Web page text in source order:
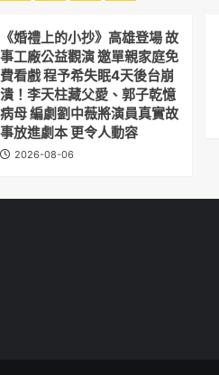
《婚禮上的小抄》高雄登場 故
事工廠公益觀演 邀單親家庭免
費看戲 程予希失眠4天後台崩
潰！李天柱藏父愛、郭子乾憶
病母 編劇劉中薇將演員真實故
事放進劇本 更令人動容
2026-08-06